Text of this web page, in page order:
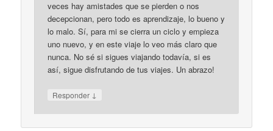
veces hay amistades que se pierden o nos
decepcionan, pero todo es aprendizaje, lo bueno y
lo malo. Sí, para mi se cierra un ciclo y empieza
uno nuevo, y en este viaje lo veo más claro que
nunca. No sé si sigues viajando todavía, si es
así, sigue disfrutando de tus viajes. Un abrazo!
Responder ↓